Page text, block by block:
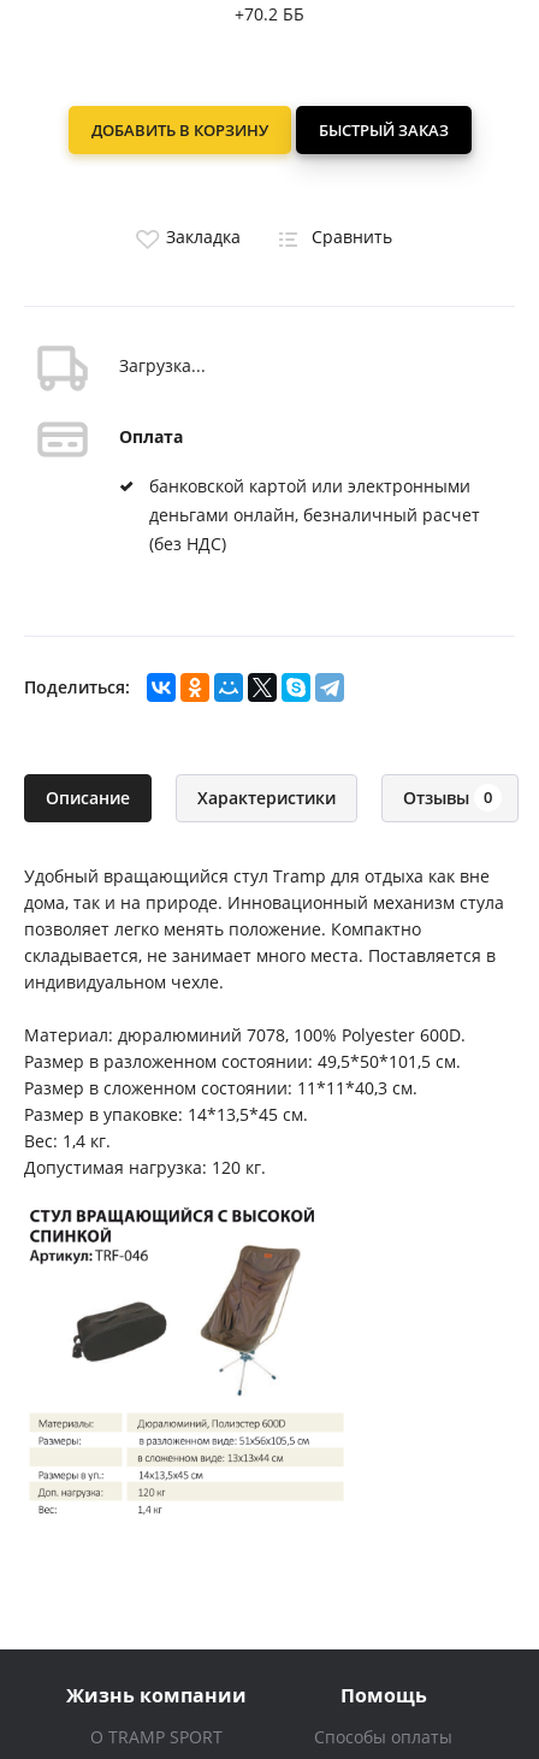
+70.2 ББ
ДОБАВИТЬ В КОРЗИНУ БЫСТРЫЙ ЗАКАЗ
Закладка Сравнить
Загрузка...
Оплата
банковской картой или электронными
деньгами онлайн, безналичный расчет
(без НДС)
Поделиться:
Описание Характеристики Отзывы 0
Удобный вращающийся стул Tramp для отдыха как вне
дома, так и на природе. Инновационный механизм стула
позволяет легко менять положение. Компактно
складывается, не занимает много места. Поставляется в
индивидуальном чехле.
Материал: дюралюминий 7078, 100% Polyester 600D.
Размер в разложенном состоянии: 49,5*50*101,5 см.
Размер в сложенном состоянии: 11*11*40,3 см.
Размер в упаковке: 14*13,5*45 см.
Вес: 1,4 кг.
Допустимая нагрузка: 120 кг.
Жизнь компании
О TRAMP SPORT
Помощь
Способы оплаты